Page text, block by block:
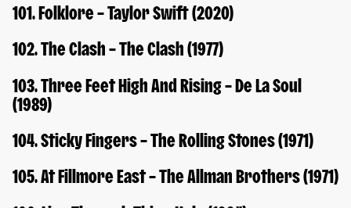
101. Folklore – Taylor Swift (2020)
102. The Clash – The Clash (1977)
103. Three Feet High And Rising – De La Soul
(1989)
104. Sticky Fingers – The Rolling Stones (1971)
105. At Fillmore East – The Allman Brothers (1971)